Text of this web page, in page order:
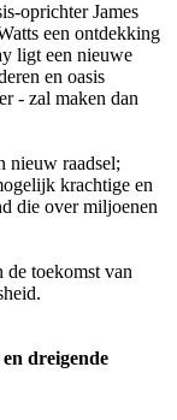
oprichter James
een ontdekking
ligt een nieuwe
en oasis
- zal maken dan
nieuw raadsel;
krachtige en
die over miljoenen
de toekomst van
dreigende